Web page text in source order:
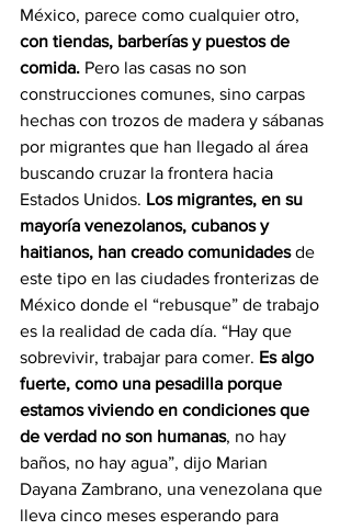
México, parece como cualquier otro,
con tiendas, barberías y puestos de
comida. Pero las casas no son
construcciones comunes, sino carpas
hechas con trozos de madera y sábanas
por migrantes que han llegado al área
buscando cruzar la frontera hacia
Estados Unidos. Los migrantes, en su
mayoría venezolanos, cubanos y
haitianos, han creado comunidades de
este tipo en las ciudades fronterizas de
México donde el “rebusque” de trabajo
es la realidad de cada día. “Hay que
sobrevivir, trabajar para comer. Es algo
fuerte, como una pesadilla porque
estamos viviendo en condiciones que
de verdad no son humanas, no hay
baños, no hay agua”, dijo Marian
Dayana Zambrano, una venezolana que
lleva cinco meses esperando para